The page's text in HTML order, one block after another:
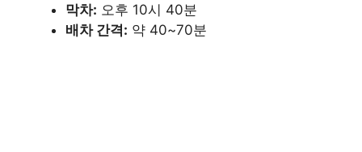
막차: 오후 10시 40분​
배차 간격: 약 40~70분